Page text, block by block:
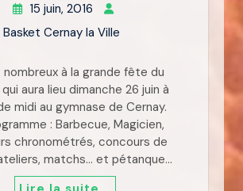
15 juin, 2016
Basket Cernay la Ville
nombreux à la grande fête du
aura lieu dimanche 26 juin à
midi au gymnase de Cernay.
: Barbecue, Magicien,
chronométrés, concours de
matchs... et pétanque…